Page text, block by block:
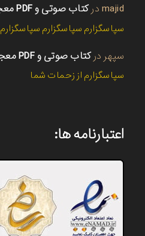
majid درکتاب صوتی و PDF معجزه شکرگزاری از راندا برن
سپاسگزارم سپاسگزارم سپاسگزارم
سپهر درکتاب صوتی و PDF معجزه شکرگزاری از راندا برن
سپاسگزارم از زحمات شما
اعتبارنامه ها: